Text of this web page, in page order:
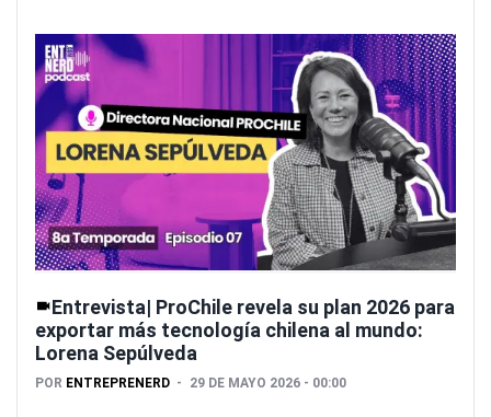
Entrevista| ProChile revela su plan 2026 para
exportar más tecnología chilena al mundo:
Lorena Sepúlveda
POR ENTREPRENERD 29 DE MAYO 2026 - 00:00